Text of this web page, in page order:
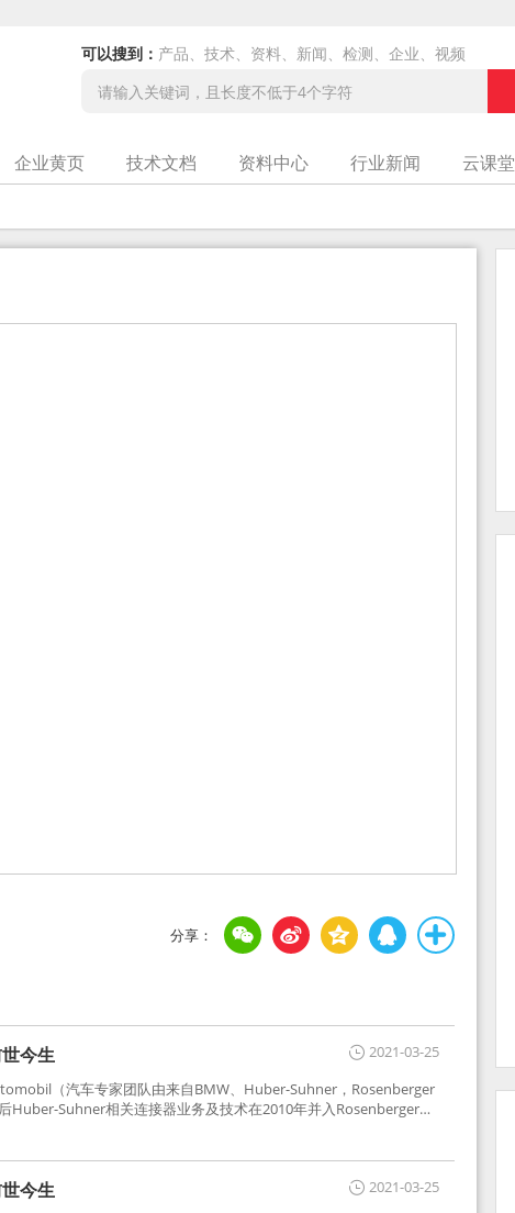
可以搜到： 产品、技术、资料、新闻、检测、企业、视频
企业黄页 技术文档 资料中心 行业新闻 云课堂
2021-03-25
今生
（汽车专家团队由来自BMW、Huber-Suhner，Rosenberger
Huber-Suhner相关连接器业务及技术在2010年并入Rosenberger）
于车载收音机天线连接，如今FAKRA已成为汽车行业通用标准的射
用。
2021-03-25
今生